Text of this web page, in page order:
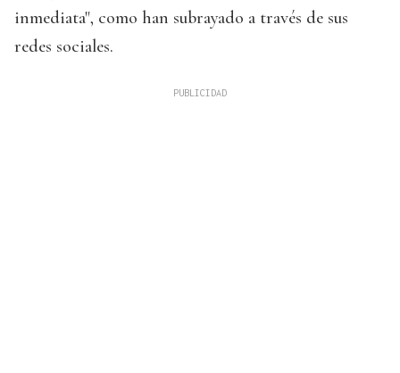
inmediata", como han subrayado a través de sus
redes sociales.